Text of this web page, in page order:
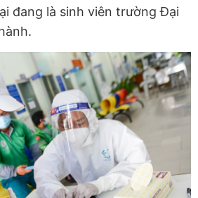
đang là sinh viên trường Đại